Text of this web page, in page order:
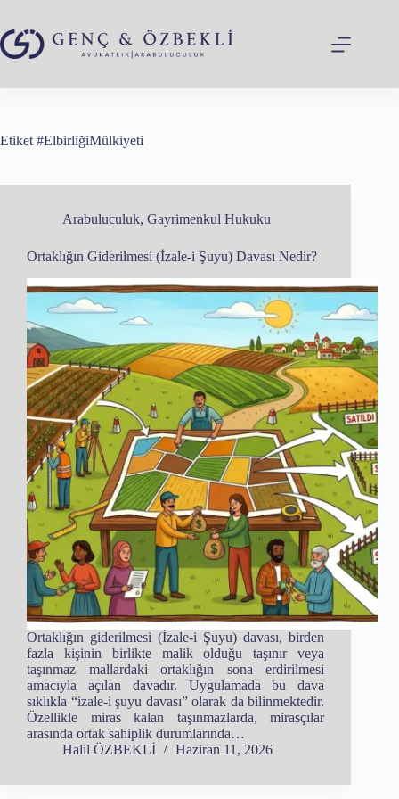
content
Etiket #ElbirliğiMülkiyeti
Arabuluculuk, Gayrimenkul Hukuku
Ortaklığın Giderilmesi (İzale-i Şuyu) Davası Nedir?
Ortaklığın giderilmesi (İzale-i Şuyu) davası, birden
fazla kişinin birlikte malik olduğu taşınır veya
taşınmaz mallardaki ortaklığın sona erdirilmesi
amacıyla açılan davadır. Uygulamada bu dava
sıklıkla “izale-i şuyu davası” olarak da bilinmektedir.
Özellikle miras kalan taşınmazlarda, mirasçılar
arasında ortak sahiplik durumlarında…
Halil ÖZBEKLİ
Haziran 11, 2026